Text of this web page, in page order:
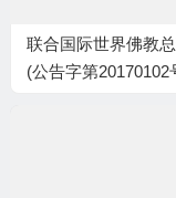
联合国际世界佛教
(公告字第20170102